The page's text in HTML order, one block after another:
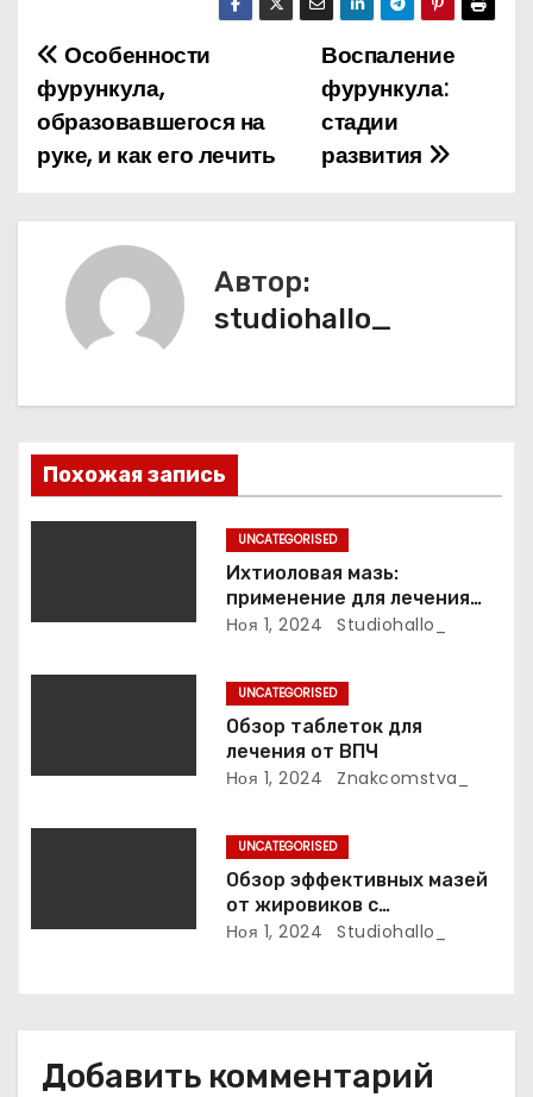
Н
а
в
и
и
я
п
з
а
и
Воспаление
фурункула:
стадии
развития
Особенности
фурункула,
образовавшегося на
руке, и как его лечить
Автор:
studiohallo_
Похожая запись
UNCATEGORISED
Ихтиоловая мазь:
применение для лечения
фурункулов
Ноя 1, 2024 Studiohallo_
UNCATEGORISED
Обзор таблеток для
лечения от ВПЧ
Ноя 1, 2024 Znakcomstva_
UNCATEGORISED
Обзор эффективных мазей
от жировиков с
рассасывающим эффектом
Ноя 1, 2024 Studiohallo_
Добавить комментарий